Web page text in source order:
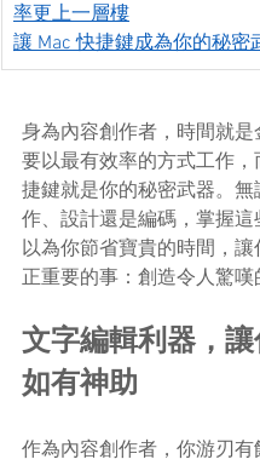
率更上一層樓
讓 Mac 快捷鍵成為你的秘密
身為內容創作者，時間就是
要以最有效率的方式工作，
捷鍵就是你的秘密武器。無
作、設計還是編碼，掌握這
以為你節省寶貴的時間，
正重要的事：創造令人驚嘆
文字編輯利器，
如有神助
作為內容創作者，你游刃有